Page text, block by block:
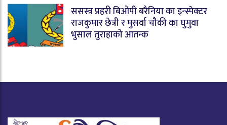
ससस्त्र प्रहरी बिओपी बरैनिया का इन्स्पेक्टर
राजकुमार छेत्री र मुसर्वा चौकी का घुमुवा
भुसाल तुराहाको आतन्क